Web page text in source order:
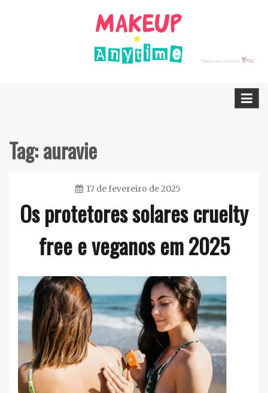
Tag:auravie
17 de fevereiro de 2025
Sena
Silva
Os protetores solares cruelty
free e veganos em 2025
Pessoais,
Listas
cruelty
free/vegan,
Proteção
Solar